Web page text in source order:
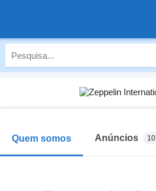
Quem somos Anúncios 10